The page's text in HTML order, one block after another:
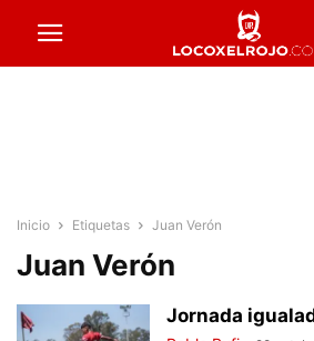
Inicio Etiquetas Juan Verón
Juan Verón
Jornada